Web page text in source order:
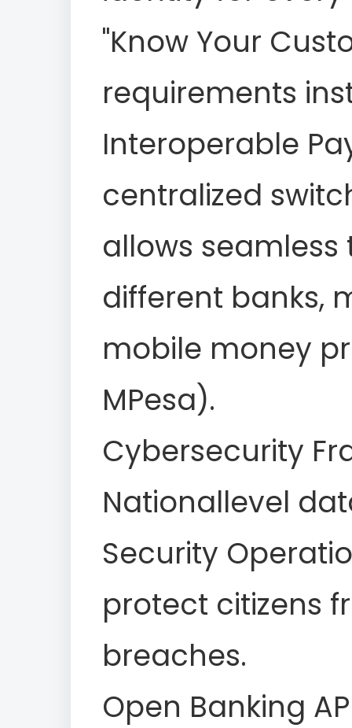
"Know Your
requirements
Interoperable
centralized
allows
different banks,
mobile money
MPesa).
Cybersecurity
Nationallevel
Security
protect citizens
breaches.
Open Banking